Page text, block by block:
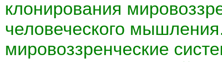
клонирования
человеческого
мировоззренческие